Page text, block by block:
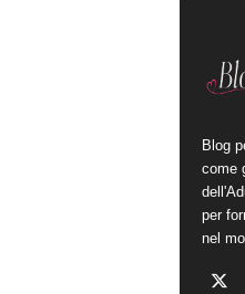
Blog
come
per
nel